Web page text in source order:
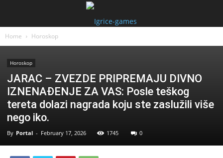
Home Horoskop
Horoskop
JARAC – ZVEZDE PRIPREMAJU DIVNO
IZNENAĐENJE ZA VAS: Posle teškog
tereta dolazi nagrada koju ste zaslužili više
nego iko.
By Portal - February 17, 2026 1745 0